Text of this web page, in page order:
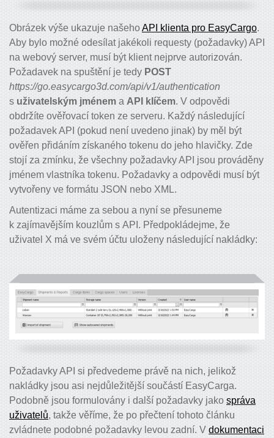
Obrázek výše ukazuje našehoAPI klienta pro EasyCargo.
Aby bylo možné odesílat jakékoli requesty (požadavky) API
na webový server, musí být klient nejprve autorizován.
Požadavek na spuštění je tedy POST
https://go.easycargo3d.com/api/v1/authentication
s uživatelským jménem a API klíčem. V odpovědi
obdržíte ověřovací token ze serveru. Každý následující
požadavek API (pokud není uvedeno jinak) by měl být
ověřen přidáním získaného tokenu do jeho hlavičky. Zde
stojí za zmínku, že všechny požadavky API jsou prováděny
jménem vlastníka tokenu. Požadavky a odpovědi musí být
vytvořeny ve formátu JSON nebo XML.
Autentizaci máme za sebou a nyní se přesuneme
k zajímavějším kouzlům s API. Předpokládejme, že
uživatel X má ve svém účtu uloženy následující nakládky:
Požadavky API si předvedeme právě na nich, jelikož
nakládky jsou asi nejdůležitější součástí EasyCarga.
Podobně jsou formulovány i další požadavky jako správa
uživatelů, takže věříme, že po přečtení tohoto článku
zvládnete podobné požadavky levou zadní. V dokumentaci